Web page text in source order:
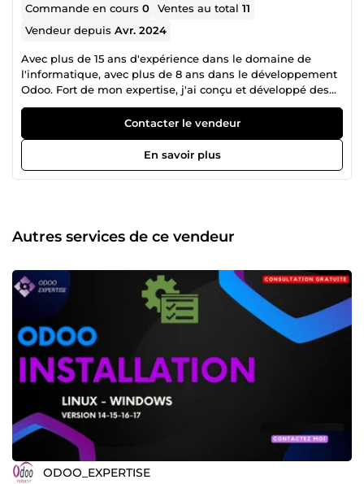
Commande en cours0 Ventes au total11
Vendeur depuisAvr. 2024
Avec plus de 15 ans d'expérience dans le domaine de
l'informatique, avec plus de 8 ans dans le développement
Odoo. Fort de mon expertise, j'ai conçu et développé des
dizaines d'applications sur mesure, offrant des solutions
innovantes et efficaces à mes clients. Faites confiance à
mon savoir-faire pour transformer vos idées en réalité : 1-
Communication efficace avec les clients pour comprendre
leurs besoins spécifiques. 2- Capacité d'écoute attentive
exigences et des spécifications du projet. 5- Flexibilité pour
s'adapter aux changements et ajustements éventuels
à fournir des solutions informatiques personnalisées et
innovantes. 7- Collaboration étroite avec les clients pour
garantir leur satisfaction tout au long du projet. 8-
Expérience avérée dans le développement d'applications
web et sur la plateforme Odoo. 9- Capacité à résoudre
peuvent survenir. 10- Garantie d'un service de haute
qualité et d'un suivi attentif même après la livraison du
Contacter le vendeur
En savoir plus
Autres services de ce vendeur
ODOO_EXPERTISE